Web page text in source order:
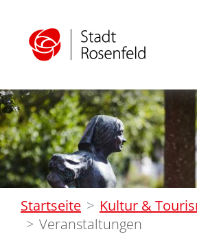
Startseite
Kultur &
Veranstaltungen